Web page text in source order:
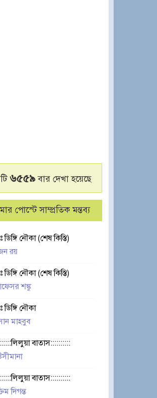
৬৫৫৯বার দেখা হয়েছে
পোস্টে সাম্প্রতিক মন্তব্য
ডিঙ্গি নৌকা (শেষ কিস্তি)
রয়
ডিঙ্গি নৌকা (শেষ কিস্তি)
শঙ্কু
ডিঙ্গি নৌকা
মাহবুব
বাতাস::::::::::
বাতাস::::::::::
দিগন্ত